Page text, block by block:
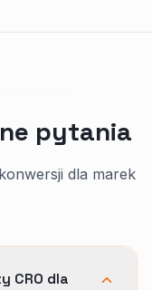
pytania
dla marek
CRO dla